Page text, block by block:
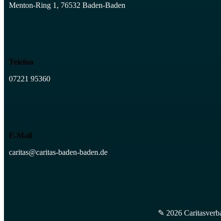
Menton-Ring 1, 76532 Baden-Baden
Telefon
07221 95360
E-Mail
caritas@caritas-baden-baden.de
✎ 2026